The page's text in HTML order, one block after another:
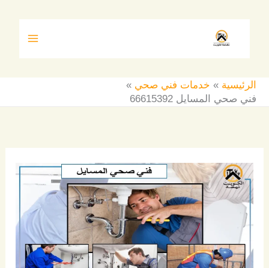
الرئيسية
خدمات فني صحي
فني صحي المسايل 66615392